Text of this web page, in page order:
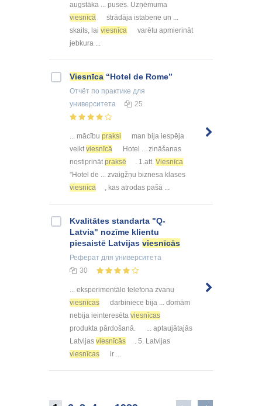
augstāka ... puses. Uzņēmuma
viesnīcā
strādāja istabene un ...
skaits, lai viesnīca
varētu apmierināt
jebkura ...
Viesnīca “Hotel de Rome”
Отчёт по практике для
университета
25
... mācību praksi
man bija iespēja
veiktviesnīcā
Hotel ... zināšanas
nostiprinātpraksē . 1.att. Viesnīca
”Hotel de ... zvaigžņu biznesa klases
viesnīca
, kas atrodas pašā ...
Kvalitātes standarta "Q-
Latvia" nozīme klientu
piesaistē Latvijas viesnīcās
Реферат для университета
30
... eksperimentālo telefona zvanu
viesnīcas
darbiniece bija ... domām
nebija ieinteresēta viesnīcas
produkta pārdošanā. ... aptaujātajās
Latvijas viesnīcās
. 5. Latvijas
viesnīcas
ir ...